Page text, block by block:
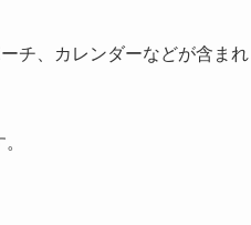
チ、カレンダーなどが含まれ